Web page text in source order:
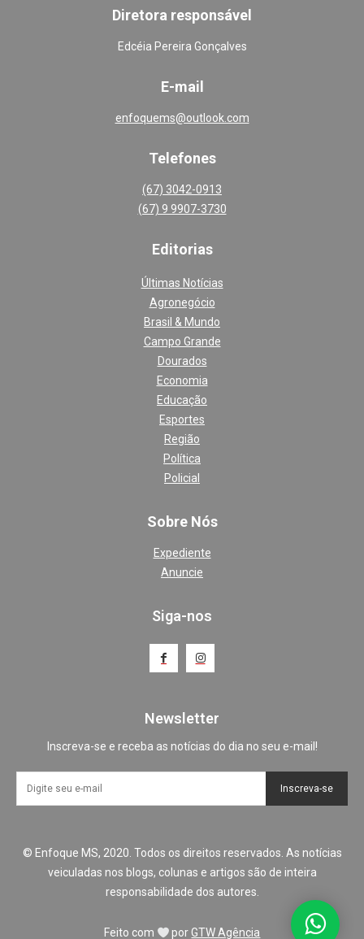
Diretora responsável
Edcéia Pereira Gonçalves
E-mail
enfoquems@outlook.com
Telefones
(67) 3042-0913
(67) 9 9907-3730
Editorias
Últimas Notícias
Agronegócio
Brasil & Mundo
Campo Grande
Dourados
Economia
Educação
Esportes
Região
Política
Policial
Sobre Nós
Expediente
Anuncie
Siga-nos
Newsletter
Inscreva-se e receba as notícias do dia no seu e-mail!
Inscreva-se
© Enfoque MS, 2020. Todos os direitos reservados. As notícias
veiculadas nos blogs, colunas e artigos são de inteira
responsabilidade dos autores.
Feito com porGTW Agência